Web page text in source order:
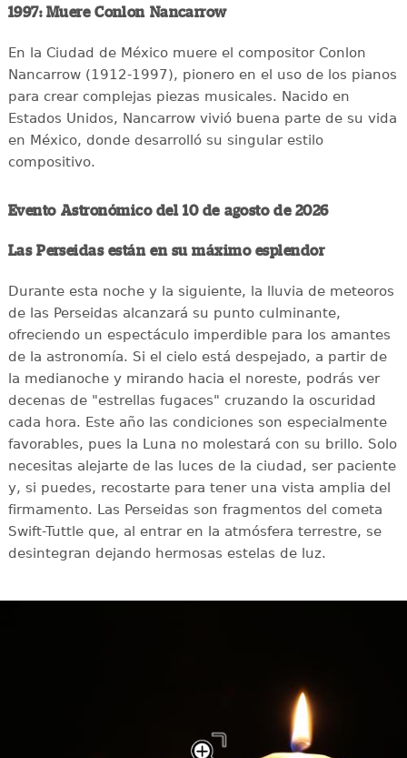
1997: Muere Conlon Nancarrow
En la Ciudad de México muere el compositor Conlon
Nancarrow (1912-1997), pionero en el uso de los pianos
para crear complejas piezas musicales. Nacido en
Estados Unidos, Nancarrow vivió buena parte de su vida
en México, donde desarrolló su singular estilo
compositivo.
Evento Astronómico del 10 de agosto de 2026
Las Perseidas están en su máximo esplendor
Durante esta noche y la siguiente, la lluvia de meteoros
de las Perseidas alcanzará su punto culminante,
ofreciendo un espectáculo imperdible para los amantes
de la astronomía. Si el cielo está despejado, a partir de
la medianoche y mirando hacia el noreste, podrás ver
decenas de "estrellas fugaces" cruzando la oscuridad
cada hora. Este año las condiciones son especialmente
favorables, pues la Luna no molestará con su brillo. Solo
necesitas alejarte de las luces de la ciudad, ser paciente
y, si puedes, recostarte para tener una vista amplia del
firmamento. Las Perseidas son fragmentos del cometa
Swift-Tuttle que, al entrar en la atmósfera terrestre, se
desintegran dejando hermosas estelas de luz.